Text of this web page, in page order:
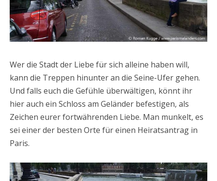
Wer die Stadt der Liebe für sich alleine haben will,
kann die Treppen hinunter an die Seine-Ufer gehen.
Und falls euch die Gefühle überwältigen, könnt ihr
hier auch ein Schloss am Geländer befestigen, als
Zeichen eurer fortwährenden Liebe. Man munkelt, es
sei einer der besten Orte für einen Heiratsantrag in
Paris.